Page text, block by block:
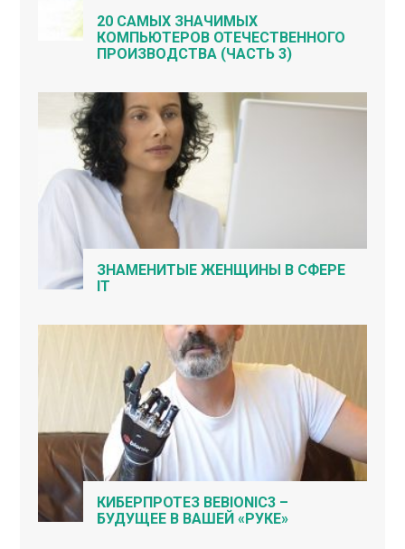
20 САМЫХ ЗНАЧИМЫХ
КОМПЬЮТЕРОВ ОТЕЧЕСТВЕННОГО
ПРОИЗВОДСТВА (ЧАСТЬ 3)
ЗНАМЕНИТЫЕ ЖЕНЩИНЫ В СФЕРЕ
IT
КИБЕРПРОТЕЗ BEBIONIC3 –
БУДУЩЕЕ В ВАШЕЙ «РУКЕ»